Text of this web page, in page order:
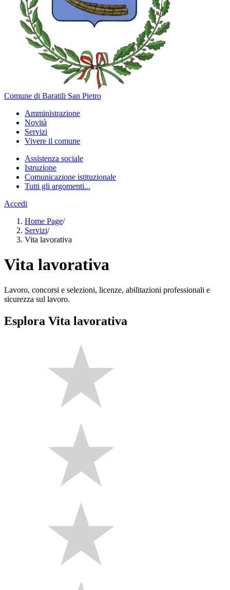
Comune di Baratili San Pietro
Amministrazione
Novità
Servizi
Vivere il comune
Assistenza sociale
Istruzione
Comunicazione istituzionale
Tutti gli argomenti...
Accedi
Home Page/
Servizi/
Vita lavorativa
Vita lavorativa
Lavoro, concorsi e selezioni, licenze, abilitazioni professionali e
sicurezza sul lavoro.
Esplora Vita lavorativa